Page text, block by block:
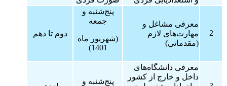
2
معرفی مشاغل و
مهارت‌های لازم
(مقدماتی)
پنج‌شنبه و
جمعه
(شهریور ماه
1401)
دوم تا دهم
معرفی دانشگاه‌های
داخل و خارج از کشور
پنج‌شنبه و